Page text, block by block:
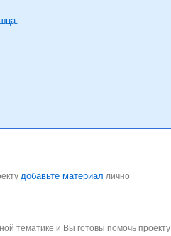
добавьте материал лично
тематике и Вы готовы помочь проекту